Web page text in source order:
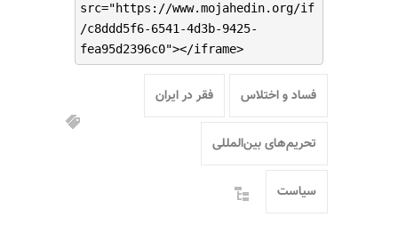
src="https://www.mojahedin.org/if
/c8ddd5f6-6541-4d3b-9425-
fea95d2396c0"></iframe>
فساد و اختلاس فقر در ایران
تحریم‌های بین‌المللی
سیاست